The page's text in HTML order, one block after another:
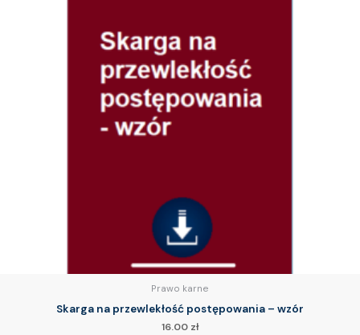
Prawo karne
Skarga na przewlekłość postępowania – wzór
16.00 zł